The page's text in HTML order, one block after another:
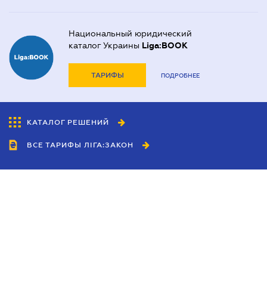
Национальный юридический
каталог Украины Liga:BOOK
ТАРИФЫ ПОДРОБНЕЕ
КАТАЛОГ РЕШЕНИЙ
ВСЕ ТАРИФЫ ЛІГА:ЗАКОН